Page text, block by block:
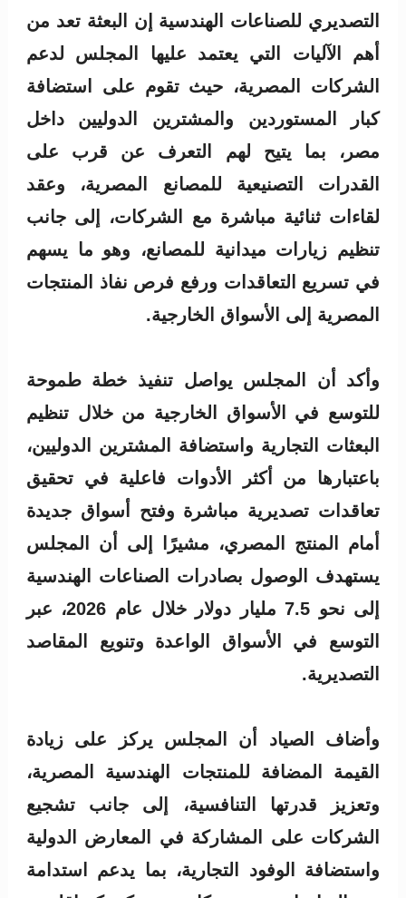
التصديري للصناعات الهندسية إن البعثة تعد من
أهم الآليات التي يعتمد عليها المجلس لدعم
الشركات المصرية، حيث تقوم على استضافة
كبار المستوردين والمشترين الدوليين داخل
مصر، بما يتيح لهم التعرف عن قرب على
القدرات التصنيعية للمصانع المصرية، وعقد
لقاءات ثنائية مباشرة مع الشركات، إلى جانب
تنظيم زيارات ميدانية للمصانع، وهو ما يسهم
في تسريع التعاقدات ورفع فرص نفاذ المنتجات
المصرية إلى الأسواق الخارجية.
وأكد أن المجلس يواصل تنفيذ خطة طموحة
للتوسع في الأسواق الخارجية من خلال تنظيم
البعثات التجارية واستضافة المشترين الدوليين،
باعتبارها من أكثر الأدوات فاعلية في تحقيق
تعاقدات تصديرية مباشرة وفتح أسواق جديدة
أمام المنتج المصري، مشيرًا إلى أن المجلس
يستهدف الوصول بصادرات الصناعات الهندسية
إلى نحو 7.5 مليار دولار خلال عام 2026، عبر
التوسع في الأسواق الواعدة وتنويع المقاصد
التصديرية.
وأضاف الصياد أن المجلس يركز على زيادة
القيمة المضافة للمنتجات الهندسية المصرية،
وتعزيز قدرتها التنافسية، إلى جانب تشجيع
الشركات على المشاركة في المعارض الدولية
واستضافة الوفود التجارية، بما يدعم استدامة